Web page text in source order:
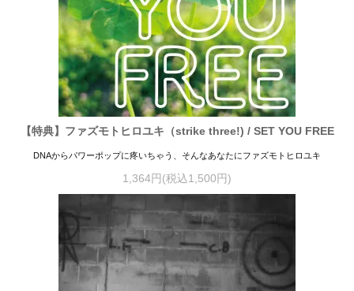
【特典】ファズモトヒロユキ（strike three!) / SET YOU FREE
DNAからパワーポップに疼いちゃう、そんなあなたにファズモトヒロユキ
1,364円(税込1,500円)